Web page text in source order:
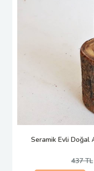
Seramik Evli Doğal
437 TL